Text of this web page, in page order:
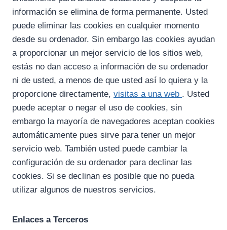
información se elimina de forma permanente. Usted
puede eliminar las cookies en cualquier momento
desde su ordenador. Sin embargo las cookies ayudan
a proporcionar un mejor servicio de los sitios web,
estás no dan acceso a información de su ordenador
ni de usted, a menos de que usted así lo quiera y la
proporcione directamente, visitas a una web . Usted
puede aceptar o negar el uso de cookies, sin
embargo la mayoría de navegadores aceptan cookies
automáticamente pues sirve para tener un mejor
servicio web. También usted puede cambiar la
configuración de su ordenador para declinar las
cookies. Si se declinan es posible que no pueda
utilizar algunos de nuestros servicios.
Enlaces a Terceros